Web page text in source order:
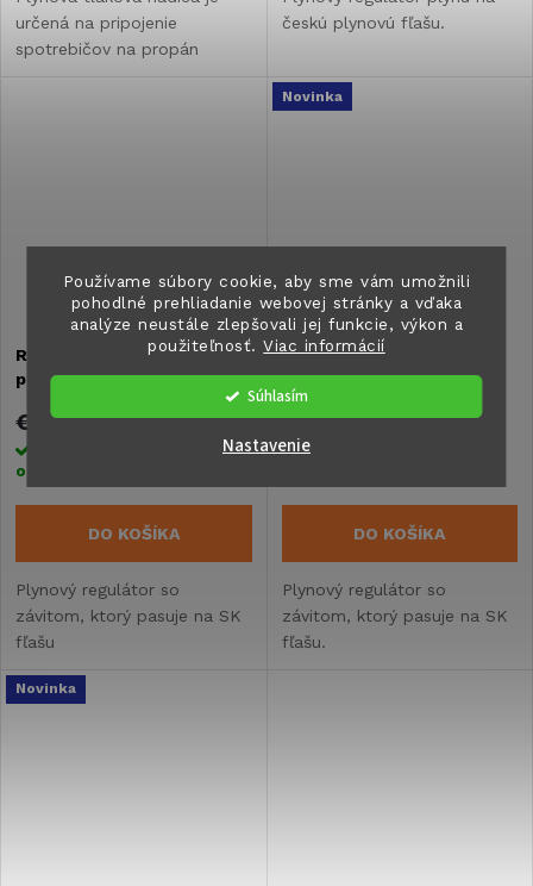
Používame súbory cookie, aby sme vám umožnili
pohodlné prehliadanie webovej stránky a vďaka
analýze neustále zlepšovali jej funkcie, výkon a
použiteľnosť.Viac informácií
Súhlasím
Nastavenie
určená na pripojenie
spotrebičov na propán
českú plynovú fľašu.
Regulátor tlaku 50 mbar -
pripojenie na slovenskú
€9
odoslaniu
DO KOŠÍKA
Plynový regulátor so
závitom, ktorý pasuje na SK
fľašu
Novinka
Regulátor tlaku 50 mbar -
pripojenie na slovenskú
fľašu, šróbenie
€9
Skladom ihneď k
DO KOŠÍKA
Plynový regulátor so
závitom, ktorý pasuje na SK
fľašu.
Novinka